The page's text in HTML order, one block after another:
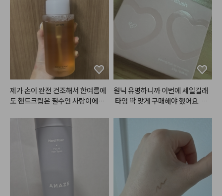
피부 다 하고 블러셔 올리면 얼굴이
포토샵으로 블러처리한 것 처럼 뽀
그리고 가루가 엄청 곱더라구요 !
케이스도 너무 깔끔하고 이쁨 뿜뿜
제품 사진에서처럼 사진 그대로 색
상이 올라와서 제 마음에 쏙 들었답
니다 .. 다른 색상도 구매 각 ..
#헤메코체험단
여러분이 궁금해해주신 알리에서
산 렌즈에, 진짜 너어어무 특별하
고 예쁜 레이어드 목걸이, 이 갈색
가디건은 그만입고 싶었는데ㅋㅋ
ㅋ 젤 찰떡이라 삼일째 입었어요ㅎ
그리고 해보고싶던 헤어까지! 영상
곧 들고올게요🫶🏻🤎
#메이크업#화장품정보#make
up
제가 손이 완전 건조해서 한여름에
도 핸드크림은 필수인 사람이에요.
안 바르면 각질 생길만큼 금방 손
이 마르고 건조해지는데, 이 제품은
손 씻고나서 건조하거나 당김이 없
어서 좋았어요!!
#헤메코리뷰어
원닉 유명하니까 이번에 세일길래
타임 딱 맞게 구매해야 했어요. 아